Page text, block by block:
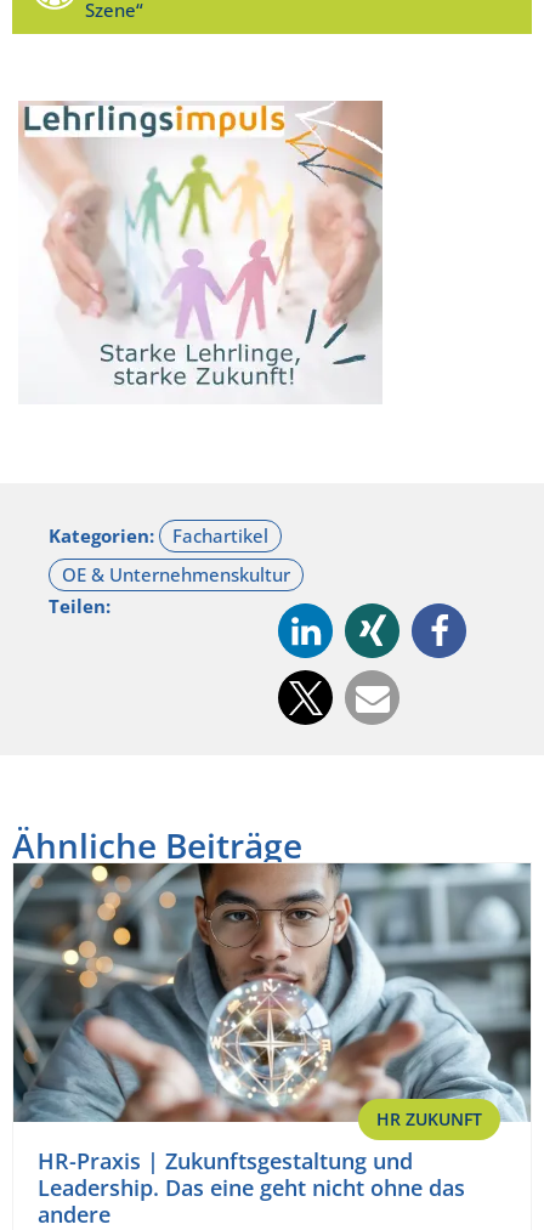
Szene“
Kategorien:
Teilen:
Ähnliche Beiträge
HR ZUKUNFT
HR-Praxis | Zukunftsgestaltung und
Leadership. Das eine geht nicht ohne das
andere